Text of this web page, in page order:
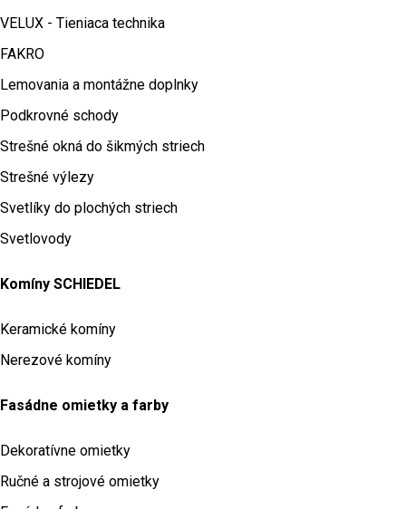
VELUX - Tieniaca technika
FAKRO
Lemovania a montážne doplnky
Podkrovné schody
Strešné okná do šikmých striech
Strešné výlezy
Svetlíky do plochých striech
Svetlovody
Komíny SCHIEDEL
Keramické komíny
Nerezové komíny
Fasádne omietky a farby
Dekoratívne omietky
Ručné a strojové omietky